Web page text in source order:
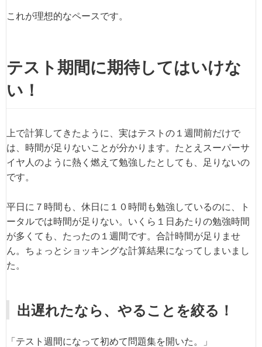
これが理想的なペースです。
テスト期間に期待してはいけな
い！
上で計算してきたように、実はテストの１週間前だけで
は、時間が足りないことが分かります。たとえスーパーサ
イヤ人のように熱く燃えて勉強したとしても、足りないの
です。
平日に７時間も、休日に１０時間も勉強しているのに、ト
ータルでは時間が足りない。いくら１日あたりの勉強時間
が多くても、たったの１週間です。合計時間が足りませ
ん。ちょっとショッキングな計算結果になってしまいまし
た。
出遅れたなら、やることを絞る！
「テスト週間になって初めて問題集を開いた。」